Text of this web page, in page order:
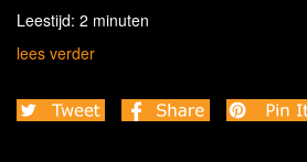
Leestijd: 2 minuten
lees verder